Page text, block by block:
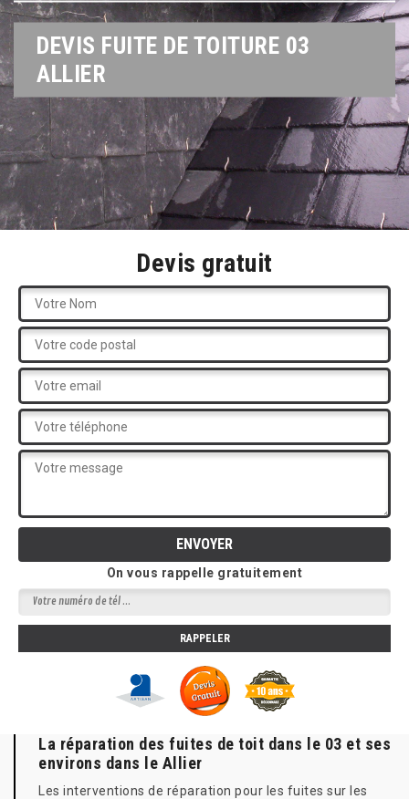
DEVIS FUITE DE TOITURE 03
ALLIER
Devis gratuit
On vous rappelle gratuitement
La réparation des fuites de toit dans le 03 et ses
environs dans le Allier
Les interventions de réparation pour les fuites sur les